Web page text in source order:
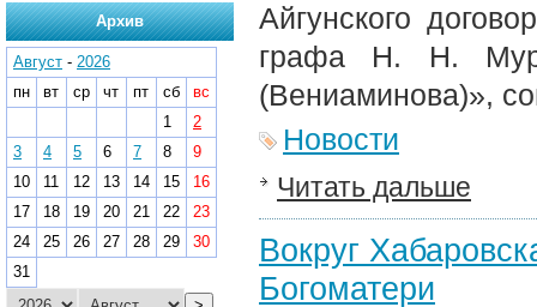
Айгунского
графа Н. Н.
(Вениаминова)»,
Новости
Читать дальше
Вокруг
Богоматери
Архив
Август - 2026
пн
вт ср чт пт сб
вс
1
2
3
4 5 6 7 8
9
10
11 12 13 14 15
16
17
18 19 20 21 22
23
24
25 26 27 28 29
30
31